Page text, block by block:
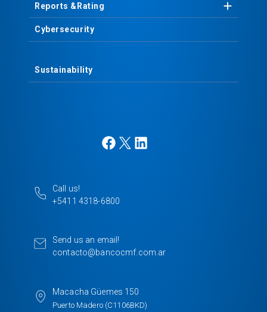
Reports & Rating
Cybersecurity
Sustainability
Call us!
+5411 4318-6800
Send us an email!
contacto@bancocmf.com.ar
Macacha Güemes 150
Puerto Madero (C1106BKD)
F
b
X
L